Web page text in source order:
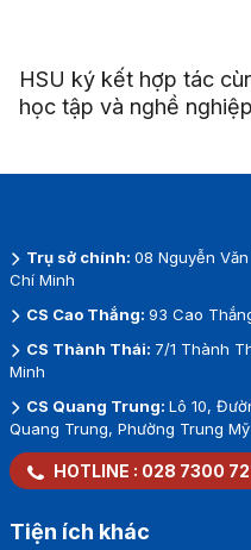
HSU ký kết hợp tác
học tập và nghề
Trụ sở chính: 08 Nguyễn
Chí Minh
CS Cao Thắng: 93 Cao
CS Thành Thái: 7/1 Thành
Minh
CS Quang Trung: Lô 10,
Quang Trung, Phường Trung
HOTLINE : 028 7300
Tiện ích khác